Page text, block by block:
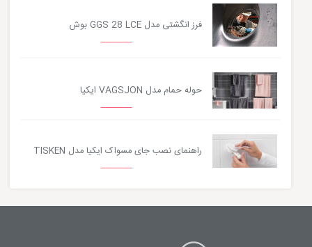
فرز انگشتی مدل GGS 28 LCE بوش
حوله حمام مدل VAGSJON ایکیا
راهنمای نصب جای مسواک ایکیا مدل TISKEN